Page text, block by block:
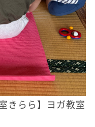
きらら】ヨガ教室